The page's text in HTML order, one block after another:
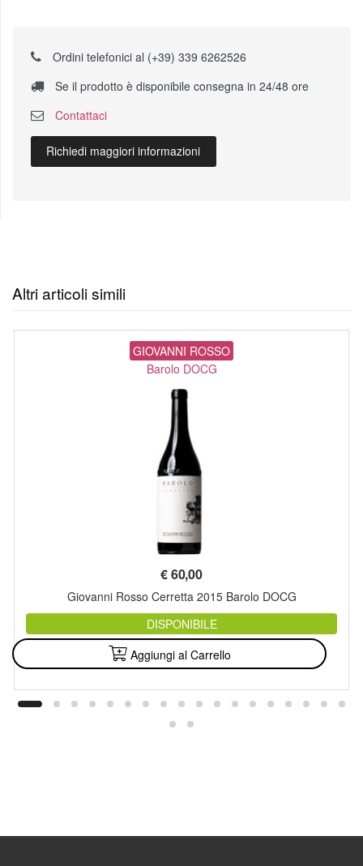
Ordini telefonici al (+39) 339 6262526
Se il prodotto è disponibile consegna in 24/48 ore
Contattaci
Richiedi maggiori informazioni
Altri articoli simili
GIOVANNI ROSSO
Barolo DOCG
€60,00
Giovanni Rosso Cerretta 2015 Barolo DOCG
DISPONIBILE
Aggiungi al Carrello